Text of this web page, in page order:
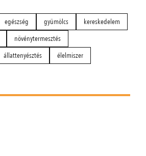
egészség gyümölcs
kereskedelem
növénytermesztés
állattenyésztés élelmiszer